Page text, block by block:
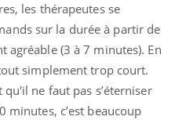
les thérapeutes se
sur la durée à partir de
agréable (3 à 7 minutes). En
simplement trop court.
ne faut pas s’éterniser
minutes, c’est beaucoup